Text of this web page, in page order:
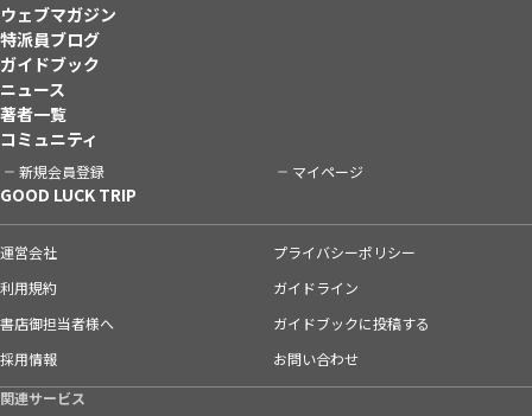
ウェブマガジン
特派員ブログ
ガイドブック
ニュース
著者一覧
コミュニティ
新規会員登録 マイページ
GOOD LUCK TRIP
運営会社
プライバシーポリシー
利用規約
ガイドライン
書店御担当者様へ
ガイドブックに投稿する
採用情報
お問い合わせ
関連サービス